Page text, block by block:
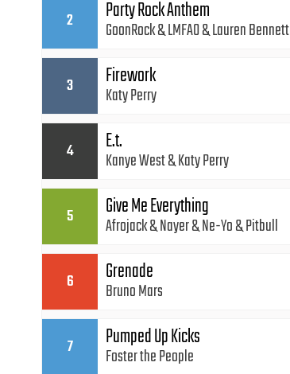
2 Party Rock Anthem
GoonRock LMFAO Lauren Bennett
3 Firework
Katy Perry
4 E.t.
Kanye West Katy Perry
5 Give Me Everything
Afrojack Nayer Ne-Yo Pitbull
6 Grenade
Bruno Mars
7 Pumped Up Kicks
Foster the People